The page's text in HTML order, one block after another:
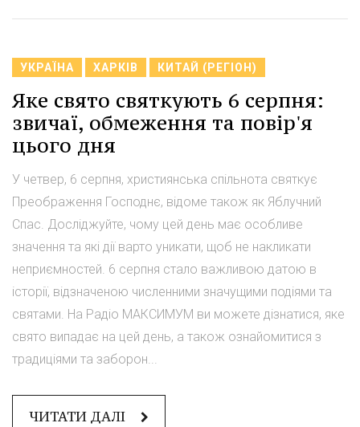
УКРАЇНА ХАРКІВ КИТАЙ (РЕГІОН)
Яке свято святкують 6 серпня:
звичаї, обмеження та повір'я
цього дня
У четвер, 6 серпня, християнська спільнота святкує
Преображення Господнє, відоме також як Яблучний
Спас. Досліджуйте, чому цей день має особливе
значення та які дії варто уникати, щоб не накликати
неприємностей. 6 серпня стало важливою датою в
історії, відзначеною численними значущими подіями та
святами. На Радіо МАКСИМУМ ви можете дізнатися, яке
свято випадає на цей день, а також ознайомитися з
традиціями та заборон...
ЧИТАТИ ДАЛІ